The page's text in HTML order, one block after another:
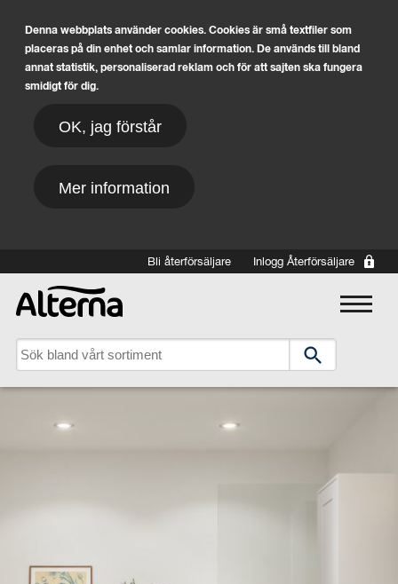
Denna webbplats använder cookies. Cookies är små textfiler som
placeras på din enhet och samlar information. De används till bland
annat statistik, personaliserad reklam och för att sajten ska fungera
smidigt för dig.
OK, jag förstår
Mer information
Hoppa till huvudinnehållBli återförsäljare Inlogg Återförsäljare
Main navigation
Rita ditt badrum